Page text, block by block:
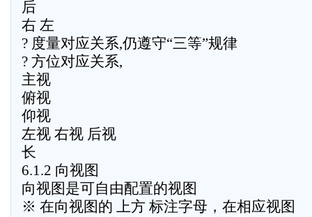
后
右 左
? 度量对应关系,仍遵守“三等”规律
? 方位对应关系,
主视
俯视
仰视
左视 右视 后视
长
6.1.2 向视图
向视图是可自由配置的视图
※ 在向视图的 上方 标注字母，在相应视图